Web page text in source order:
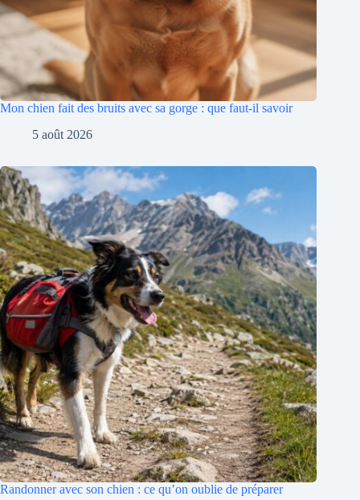
Mon chien fait des bruits avec sa gorge : que faut-il savoir
5 août 2026
Randonner avec son chien : ce qu’on oublie de préparer